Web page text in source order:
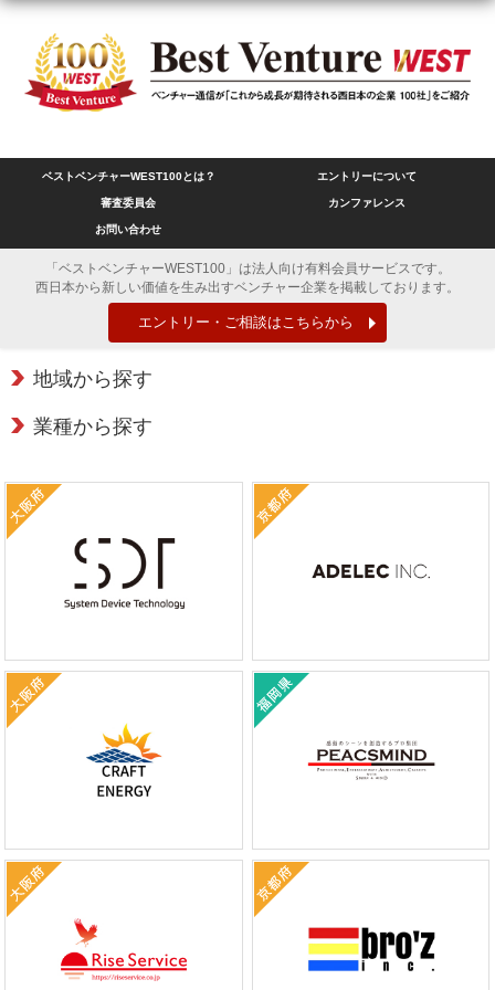
ベストベンチャーWEST100とは？ エントリーについて
審査委員会 カンファレンス
お問い合わせ
「ベストベンチャーWEST100」は法人向け有料会員サービスです。
西日本から新しい価値を生み出すベンチャー企業を掲載しております。
エントリー・ご相談はこちらから
地域から探す
業種から探す